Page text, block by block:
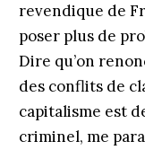
revendique de
poser plus de
Dire qu’on
des conflits de
capitalisme est
criminel, me